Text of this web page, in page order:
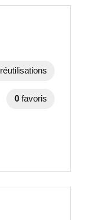
réutilisations
0 favoris